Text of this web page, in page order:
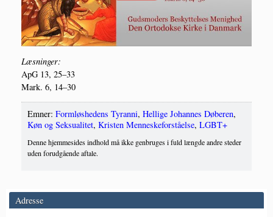
Læs­nin­ger:
ApG 13, 25–33
Mark. 6, 14–30
Emner: Formløshedens Tyranni, Hellige Johannes Døberen,
Køn og Seksualitet, Kristen Menneskeforståelse, LGBT+
Denne hjemmesides indhold må ikke genbruges i fuld længde andre steder
uden forudgående aftale.
Adresse